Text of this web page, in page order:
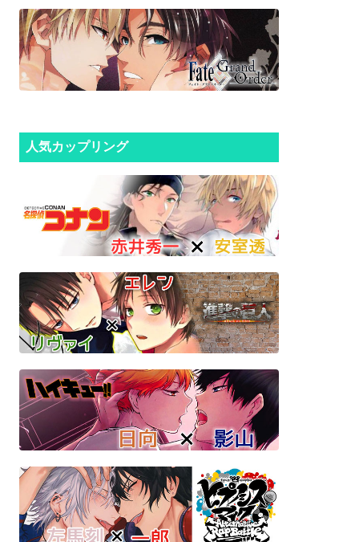
人気カップリング